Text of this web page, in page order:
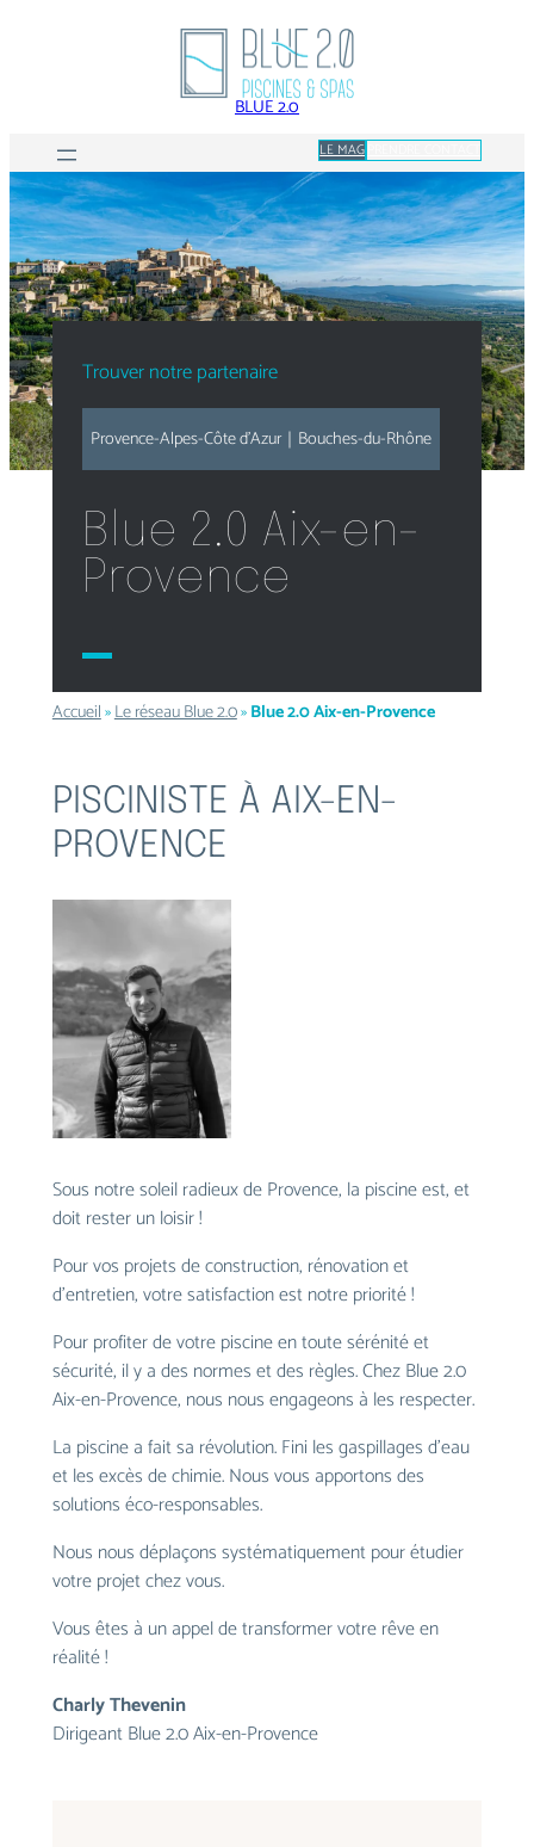
BLUE 2.0
LE MAG
Trouver notre partenaire
Provence-Alpes-Côte d’Azur｜ Bouches-du-Rhône
Blue 2.0 Aix-en-
Provence
Accueil»Le réseau Blue 2.0»Blue 2.0 Aix-en-Provence
PISCINISTE À AIX-EN-
PROVENCE
Sous notre soleil radieux de Provence, la piscine est, et
doit rester un loisir !
Pour vos projets de construction, rénovation et
d’entretien, votre satisfaction est notre priorité !
Pour profiter de votre piscine en toute sérénité et
sécurité, il y a des normes et des règles. Chez Blue 2.0
Aix-en-Provence, nous nous engageons à les respecter.
La piscine a fait sa révolution. Fini les gaspillages d’eau
et les excès de chimie. Nous vous apportons des
solutions éco-responsables.
Nous nous déplaçons systématiquement pour étudier
votre projet chez vous.
Vous êtes à un appel de transformer votre rêve en
réalité !
Charly Thevenin
Dirigeant Blue 2.0 Aix-en-Provence